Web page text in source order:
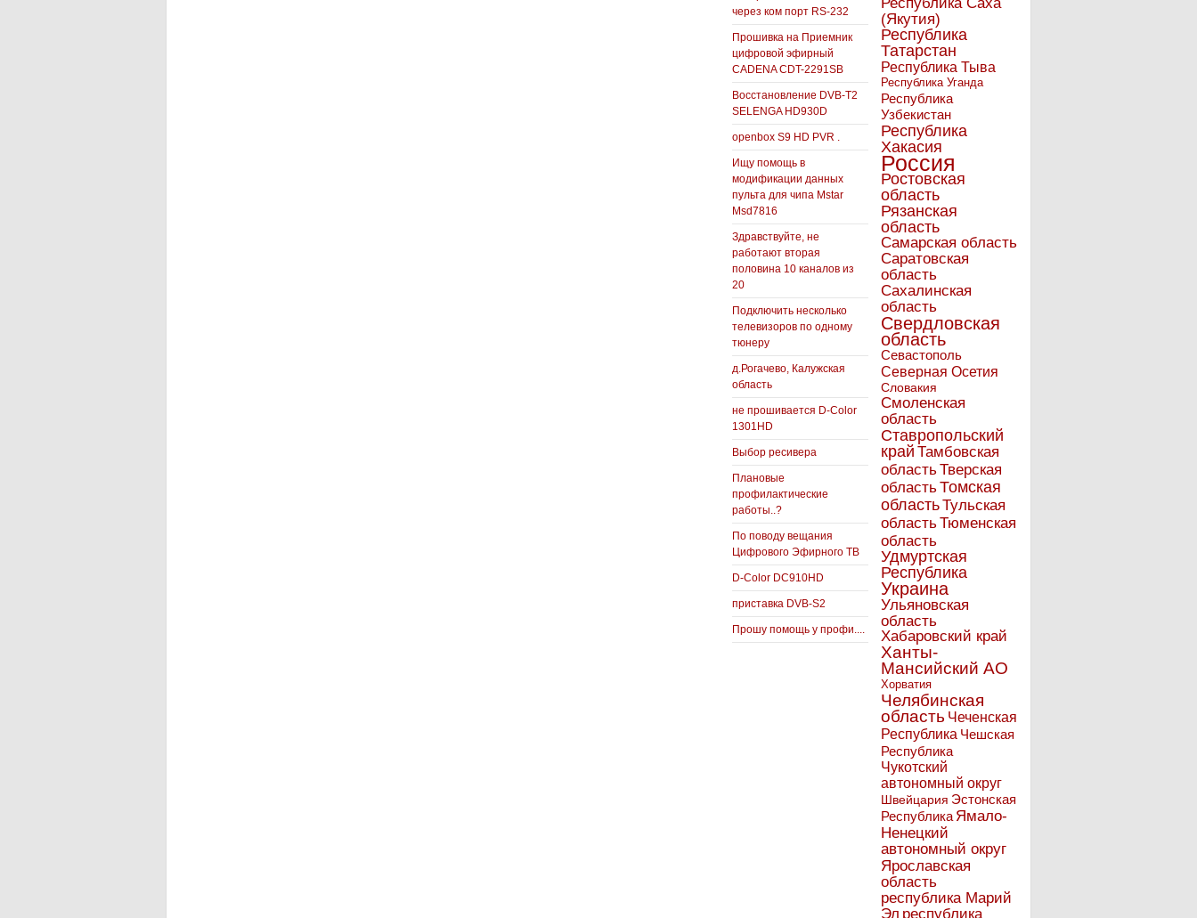
через ком порт RS-232
Прошивка на Приемник
цифровой эфирный
CADENA CDT-2291SB
Восстановление DVB-T2
SELENGA HD930D
openbox S9 HD PVR .
Ищу помощь в
модификации данных
пульта для чипа Mstar
Msd7816
Здравствуйте, не
работают вторая
половина 10 каналов из
20
Подключить несколько
телевизоров по одному
тюнеру
д.Рогачево, Калужская
область
не прошивается D-Color
1301HD
Выбор ресивера
Плановые
профилактические
работы..?
По поводу вещания
Цифрового Эфирного ТВ
D-Color DC910HD
приставка DVB-S2
Прошу помощь у профи....
(Якутия)
Республика
Татарстан
Республика Тыва
Республика Уганда
Республика
Узбекистан
Республика
Хакасия
Россия
Ростовская
область
Рязанская
область
Самарская область
Саратовская
область
Сахалинская
область
Свердловская
область
Севастополь
Северная Осетия
Словакия
Смоленская
область
Ставропольский
край Тамбовская
областьТверская
областьТомская
областьТульская
областьТюменская
область
Удмуртская
Республика
Украина
Ульяновская
область
Хабаровский край
Ханты-
Мансийский АО
Хорватия
Челябинская
область Чеченская
Республика Чешская
Республика
Чукотский
автономный округ
Швейцария Эстонская
Республика Ямало-
Ненецкий
автономный округ
Ярославская
область
республика Марий
Эл республика